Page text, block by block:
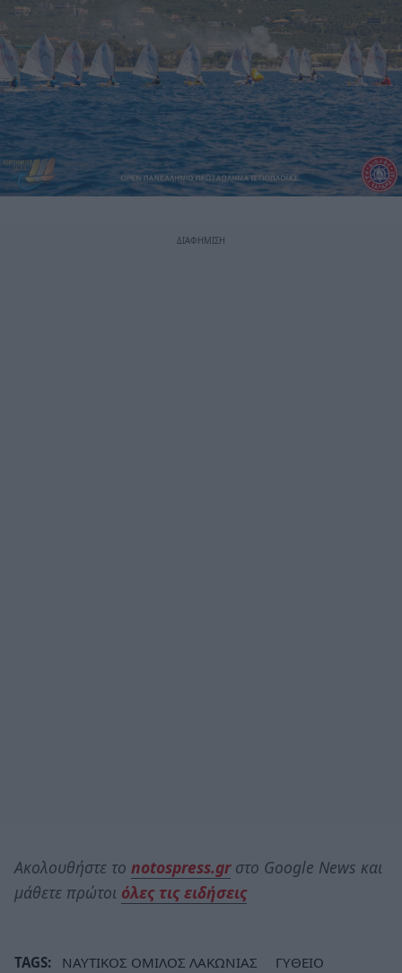
Ακολουθήστε το notospress.grστο Google News και
μάθετε πρώτοι όλες τις ειδήσεις
TAGS: ΝΑΥΤΙΚΟΣ ΟΜΙΛΟΣ ΛΑΚΩΝΙΑΣ
ΓΥΘΕΙΟ